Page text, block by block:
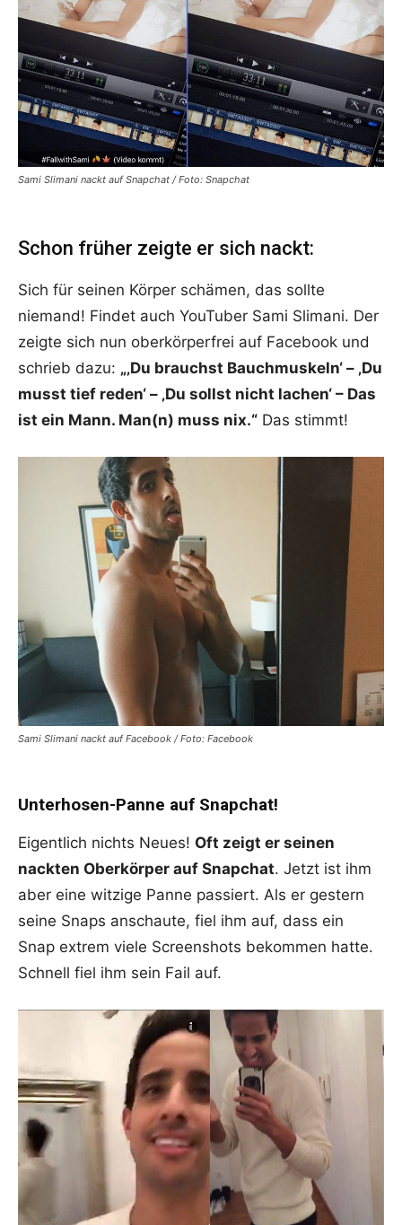
Sami Slimani nackt auf Snapchat / Foto: Snapchat
Schon früher zeigte er sich nackt:
Sich für seinen Körper schämen, das sollte
niemand! Findet auch YouTuber Sami Slimani. Der
zeigte sich nun oberkörperfrei auf Facebook und
schrieb dazu: „‚Du brauchst Bauchmuskeln‘ – ‚Du
musst tief reden‘ – ‚Du sollst nicht lachen‘ – Das
ist ein Mann. Man(n) muss nix.“ Das stimmt!
Sami Slimani nackt auf Facebook / Foto: Facebook
Unterhosen-Panne auf Snapchat!
Eigentlich nichts Neues! Oft zeigt er seinen
nackten Oberkörper auf Snapchat. Jetzt ist ihm
aber eine witzige Panne passiert. Als er gestern
seine Snaps anschaute, fiel ihm auf, dass ein
Snap extrem viele Screenshots bekommen hatte.
Schnell fiel ihm sein Fail auf.